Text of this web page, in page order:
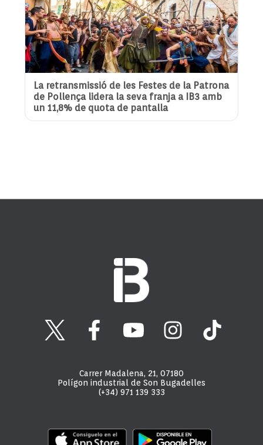
La retransmissió de les Festes de la Patrona
de Pollença lidera la seva franja a IB3 amb
un 11,8% de quota de pantalla
Carrer Madalena, 21, 07180
Polígon industrial de Son Bugadelles
(+34) 971 139 333